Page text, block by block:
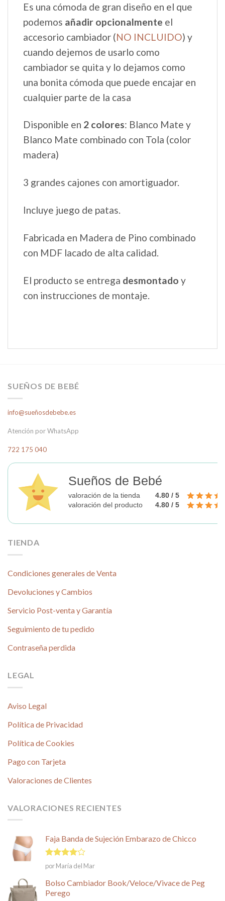
Es una cómoda de gran diseño en el que
podemos añadir opcionalmente el
accesorio cambiador (NO INCLUIDO) y
cuando dejemos de usarlo como
cambiador se quita y lo dejamos como
una bonita cómoda que puede encajar en
cualquier parte de la casa
Disponible en 2 colores: Blanco Mate y
Blanco Mate combinado con Tola (color
madera)
3 grandes cajones con amortiguador.
Incluye juego de patas.
Fabricada en Madera de Pino combinado
con MDF lacado de alta calidad.
El producto se entrega desmontado y
con instrucciones de montaje.
SUEÑOS DE BEBÉ
info@sueñosdebebe.es
Atención por WhatsApp
722 175 040
Sueños de Bebé
valoración de la tienda
4.80 / 5
valoración del producto
4.80 / 5
TIENDA
Condiciones generales de Venta
Devoluciones y Cambios
Servicio Post-venta y Garantía
Seguimiento de tu pedido
Contraseña perdida
LEGAL
Aviso Legal
Política de Privacidad
Política de Cookies
Pago con Tarjeta
Valoraciones de Clientes
VALORACIONES RECIENTES
Faja Banda de Sujeción Embarazo de Chicco
Valorado
en
5
por María del Mar
Bolso Cambiador Book/Veloce/Vivace de Peg
Perego